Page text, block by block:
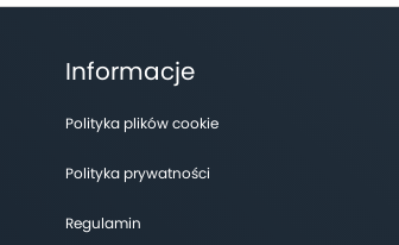
Informacje
Polityka plików cookie
Polityka prywatności
Regulamin